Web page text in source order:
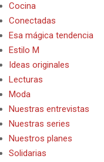
Cocina
Conectadas
Esa mágica tendencia
Estilo M
Ideas originales
Lecturas
Moda
Nuestras entrevistas
Nuestras series
Nuestros planes
Solidarias